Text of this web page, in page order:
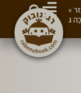
»
ג